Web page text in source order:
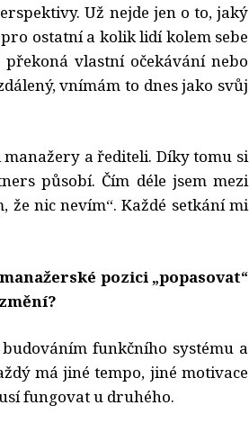
Už nejde jen o to, jaký
ostatní a kolik lidí kolem sebe
vlastní očekávání nebo
vnímám to dnes jako svůj
a řediteli. Díky tomu si
působí. Čím déle jsem mezi
že nic nevím“. Každé setkání mi
pozici „popasovat“
funkčního systému a
má jiné tempo, jiné motivace
fungovat u druhého.